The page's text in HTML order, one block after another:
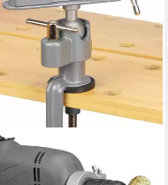
WERKZEUGE
Mini